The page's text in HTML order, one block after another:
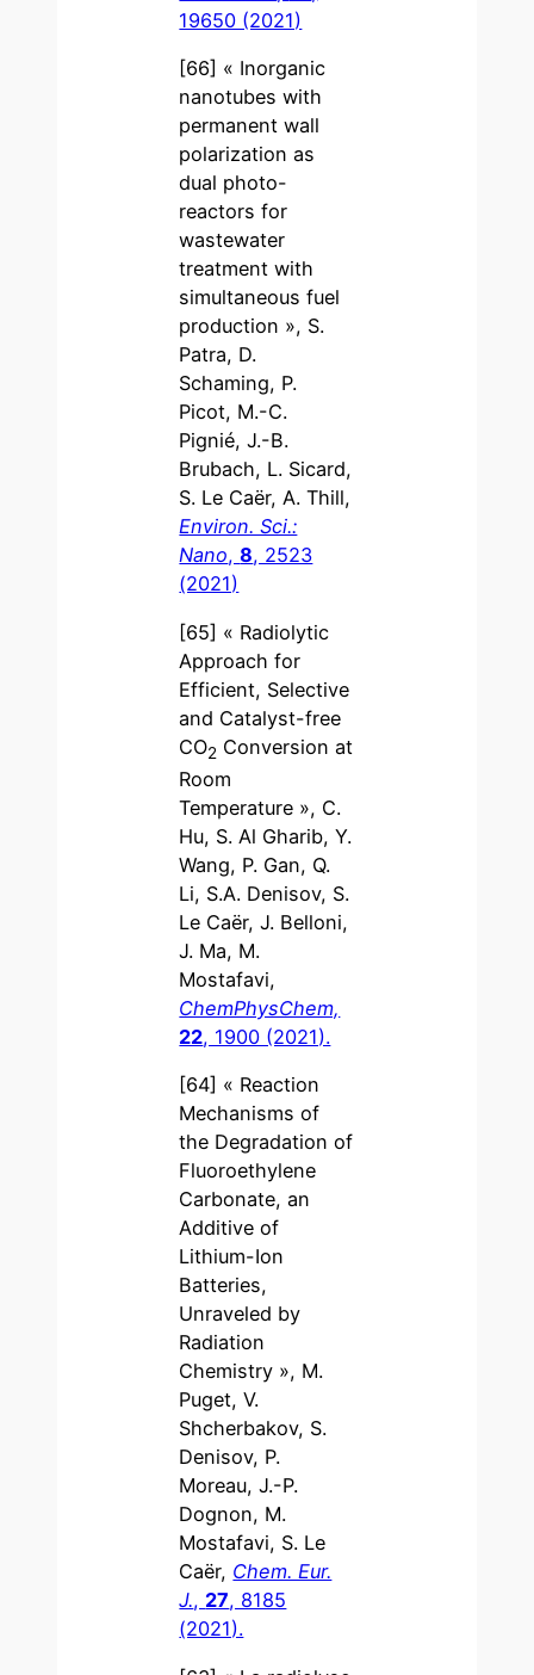
19650 (2021)
[66] « Inorganic
nanotubes with
permanent wall
polarization as
dual photo-
reactors for
wastewater
treatment with
simultaneous fuel
production », S.
Patra, D.
Schaming, P.
Picot, M.-C.
Pignié, J.-B.
Brubach, L. Sicard,
S. Le Caër, A. Thill,
Environ. Sci.:
Nano,8, 2523
(2021)
[65] « Radiolytic
Approach for
Efficient, Selective
and Catalyst-free
CO2 Conversion at
Room
Temperature », C.
Hu, S. Al Gharib, Y.
Wang, P. Gan, Q.
Li, S.A. Denisov, S.
Le Caër, J. Belloni,
J. Ma, M.
Mostafavi,
ChemPhysChem,
22, 1900 (2021).
[64] « Reaction
Mechanisms of
the Degradation of
Fluoroethylene
Carbonate, an
Additive of
Lithium-Ion
Batteries,
Unraveled by
Radiation
Chemistry », M.
Puget, V.
Shcherbakov, S.
Denisov, P.
Moreau, J.-P.
Dognon, M.
Mostafavi, S. Le
Caër, Chem. Eur.
J., 27, 8185
(2021).